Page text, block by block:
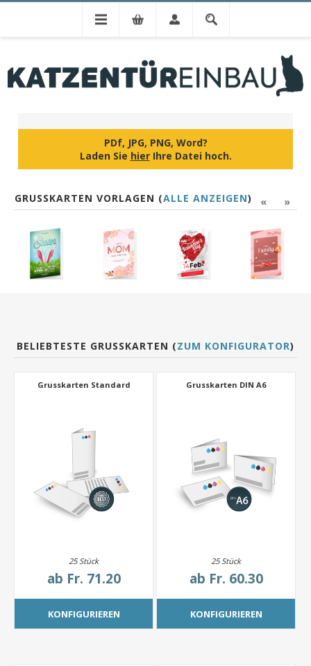
PDf, JPG, PNG, Word?
Laden Sie hierIhre Datei hoch.
« »
GRUSSKARTEN VORLAGEN (ALLE ANZEIGEN)
BELIEBTESTE GRUSSKARTEN (ZUM KONFIGURATOR)
Grusskarten Standard
25 Stück
ab Fr. 71.20
KONFIGURIEREN
Grusskarten DIN A6
25 Stück
ab Fr. 60.30
KONFIGURIEREN